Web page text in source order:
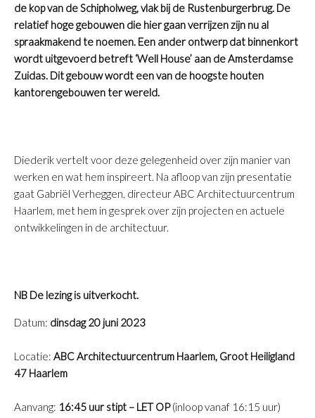
de kop van de Schipholweg, vlak bij de Rustenburgerbrug. De
relatief hoge gebouwen die hier gaan verrijzen zijn nu al
spraakmakend te noemen. Een ander ontwerp dat binnenkort
wordt uitgevoerd betreft ‘Well House’ aan de Amsterdamse
Zuidas. Dit gebouw wordt een van de hoogste houten
kantorengebouwen ter wereld.
Diederik vertelt voor deze gelegenheid over zijn manier van
werken en wat hem inspireert. Na afloop van zijn presentatie
gaat Gabriël Verheggen, directeur ABC Architectuurcentrum
Haarlem, met hem in gesprek over zijn projecten en actuele
ontwikkelingen in de architectuur.
NB De lezing is uitverkocht.
Datum: dinsdag 20 juni 2023
Locatie: ABC Architectuurcentrum Haarlem, Groot Heiligland
47 Haarlem
Aanvang: 16:45 uur stipt – LET OP(inloop vanaf 16:15 uur)